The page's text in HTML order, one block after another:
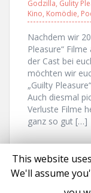
Godzilla, Gulity
Kino, Komödie,
Nachdem wir
Pleasure“
der Cast bei
möchten wir
„Guilty
Auch diesmal
Verluste Filme
ganz so gut […]
Proudly powered by
This website
We'll assume